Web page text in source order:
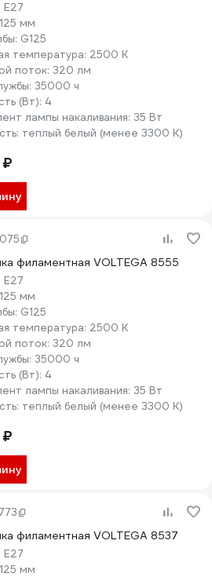
E27
125 мм
G125
температура: 2500 К
поток: 320 лм
35000 ч
(Вт): 4
лампы накаливания: 35 Вт
теплый белый (менее 3300 К)
₽
филаментная VOLTEGA 8555
E27
125 мм
G125
температура: 2500 К
поток: 320 лм
35000 ч
(Вт): 4
лампы накаливания: 35 Вт
теплый белый (менее 3300 К)
₽
филаментная VOLTEGA 8537
E27
125 мм